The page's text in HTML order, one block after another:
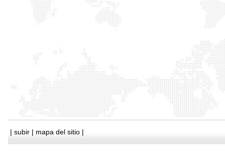
| subir | mapa del sitio |